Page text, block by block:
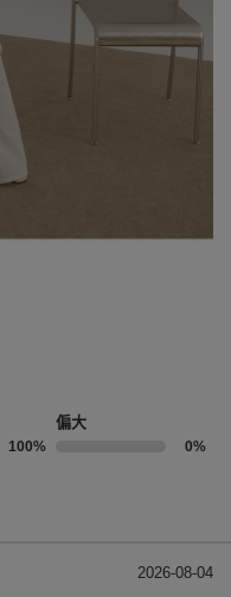
100%
偏大
0%
2026-08-04